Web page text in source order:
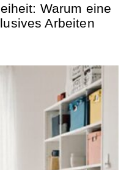
Warum eine
Arbeiten